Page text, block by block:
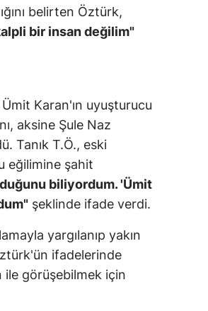
belirten Öztürk,
bir insan değilim"
Karan'ın uyuşturucu
aksine Şule Naz
Tanık T.Ö., eski
eğilimine şahit
biliyordum. 'Ümit
şeklinde ifade verdi.
yargılanıp yakın
ifadelerinde
ile görüşebilmek için